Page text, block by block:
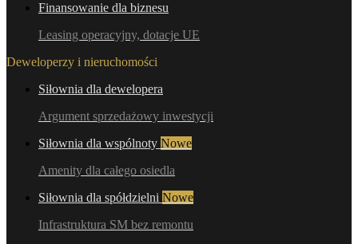
Finansowanie dla biznesu
Leasing operacyjny, dotacje UE
Deweloperzy i nieruchomości
Siłownia dla dewelopera
Argument sprzedażowy inwestycji
Siłownia dla wspólnoty Nowe
Amenity dla całego osiedla
Siłownia dla spółdzielni Nowe
Infrastruktura SM bez remontu